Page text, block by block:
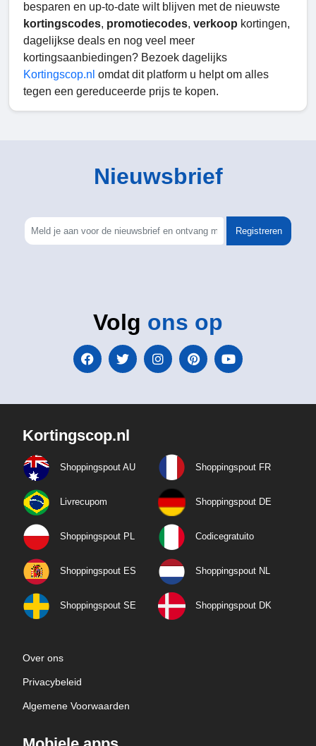
besparen en up-to-date wilt blijven met de nieuwste
kortingscodes, promotiecodes, verkoop kortingen,
dagelijkse deals en nog veel meer
kortingsaanbiedingen? Bezoek dagelijks
Kortingscop.nl omdat dit platform u helpt om alles
tegen een gereduceerde prijs te kopen.
Nieuwsbrief
Registreren
Volg ons op
Kortingscop.nl
Shoppingspout AU Shoppingspout FR
Livrecupom Shoppingspout DE
Shoppingspout PL Codicegratuito
Shoppingspout ES Shoppingspout NL
Shoppingspout SE Shoppingspout DK
Over ons
Privacybeleid
Algemene Voorwaarden